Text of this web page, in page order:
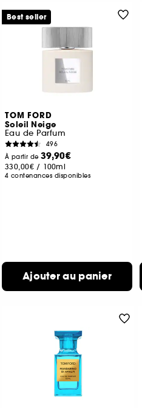
TOM FORD
Soleil Neige
Eau de Parfum
496
À partir de 39,90€
330,00€ / 100ml
4 contenances disponibles
Ajouter au panier
Best seller